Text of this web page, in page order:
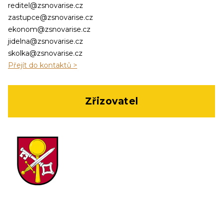
reditel@zsnovarise.cz
zastupce@zsnovarise.cz
ekonom@zsnovarise.cz
jidelna@zsnovarise.cz
skolka@zsnovarise.cz
Přejít do kontaktů >
Zřizovatel